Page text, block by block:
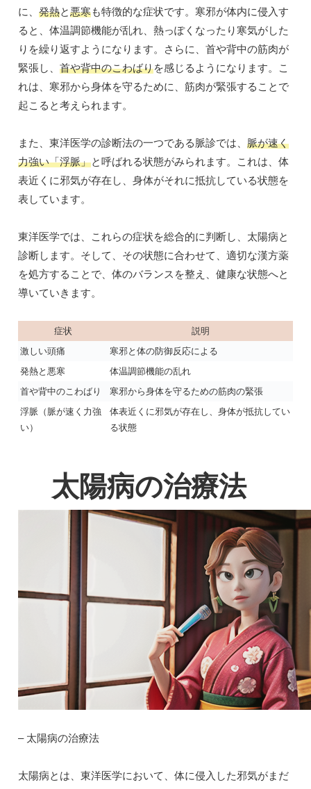
に、 発熱と悪寒も特徴的な症状です。寒邪が体内に侵入す
ると、体温調節機能が乱れ、熱っぽくなったり寒気がした
りを繰り返すようになります。さらに、首や背中の筋肉が
緊張し、 首や背中のこわばりを感じるようになります。こ
れは、寒邪から身体を守るために、筋肉が緊張することで
起こると考えられます。
また、東洋医学の診断法の一つである脈診では、 脈が速く
力強い「浮脈」と呼ばれる状態がみられます。これは、体
表近くに邪気が存在し、身体がそれに抵抗している状態を
表しています。
東洋医学では、これらの症状を総合的に判断し、太陽病と
診断します。そして、その状態に合わせて、適切な漢方薬
を処方することで、体のバランスを整え、健康な状態へと
導いていきます。
症状
説明
激しい頭痛
寒邪と体の防御反応による
発熱と悪寒
体温調節機能の乱れ
首や背中のこわばり
寒邪から身体を守るための筋肉の緊張
浮脈（脈が速く力強
い）
体表近くに邪気が存在し、身体が抵抗してい
る状態
太陽病の治療法
– 太陽病の治療法
太陽病とは、東洋医学において、体に侵入した邪気がまだ